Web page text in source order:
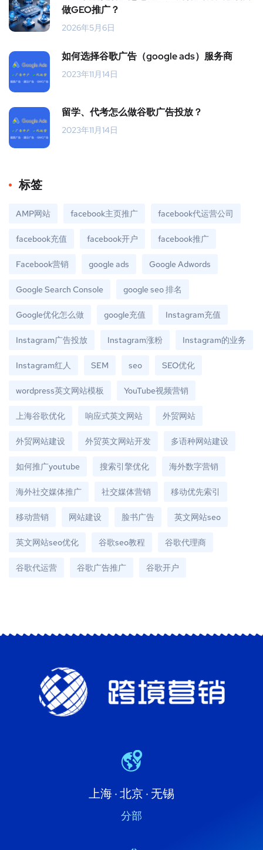
做GEO推广？
2026年5月6日
如何选择谷歌广告（google ads）服务商
2023年11月14日
留学、代考怎么做谷歌广告投放？
2023年11月14日
标签
AMP网站 facebook主页推广 facebook代运营公司
facebook充值 facebook开户 facebook推广
Facebook营销 google ads Google Adwords
Google Search Console google seo 排名
Google优化怎么做 google充值 Instagram充值
Instagram广告投放 Instagram涨粉 Instagram的业务
Instagram红人 SEM seo SEO优化
wordpress英文网站模板 YouTube视频营销
上海谷歌优化 响应式英文网站 外贸网站
外贸网站建设 外贸英文网站开发 多语种网站建设
如何推广youtube 搜索引擎优化 海外数字营销
海外社交媒体推广 社交媒体营销 移动优先索引
移动营销 网站建设 脸书广告 英文网站seo
英文网站seo优化 谷歌seo教程 谷歌代理商
谷歌代运营 谷歌广告推广 谷歌开户
上海 · 北京 · 无锡
分部